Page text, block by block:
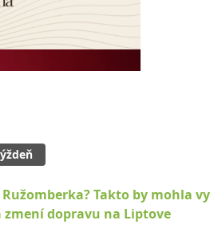
Ružomberka? Takto by mohla
dopravu na Liptove